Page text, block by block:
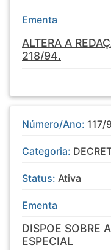
Ementa
ALTERA A
218/94.
Número/Ano: 117/
Categoria:
Status: Ativa
Ementa
DISPOE SOBRE
ESPECIAL